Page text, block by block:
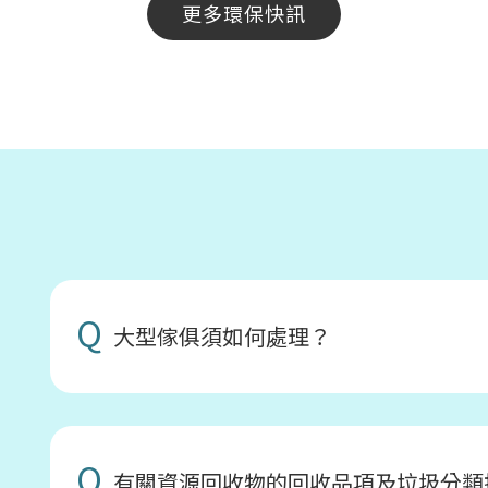
更多環保快訊
Q 大型傢俱須如何處理？
Q